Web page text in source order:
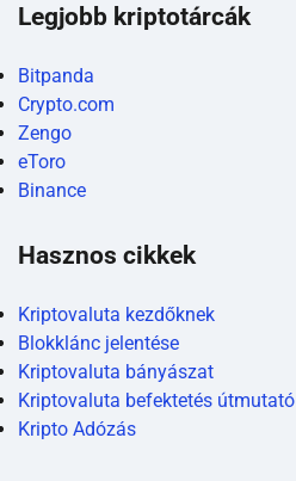
Legjobb kriptotárcák
Bitpanda
Crypto.com
Zengo
eToro
Binance
Hasznos cikkek
Kriptovaluta kezdőknek
Blokklánc jelentése
Kriptovaluta bányászat
Kriptovaluta befektetés útmutató
Kripto Adózás